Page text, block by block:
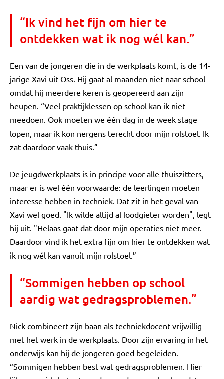
“Ik vind het fijn om hier te
ontdekken wat ik nog wél kan.”
Een van de jongeren die in de werkplaats komt, is de 14-
jarige Xavi uit Oss. Hij gaat al maanden niet naar school
omdat hij meerdere keren is geopereerd aan zijn
heupen. “Veel praktijklessen op school kan ik niet
meedoen. Ook moeten we één dag in de week stage
lopen, maar ik kon nergens terecht door mijn rolstoel. Ik
zat daardoor vaak thuis.”
De jeugdwerkplaats is in principe voor alle thuiszitters,
maar er is wel één voorwaarde: de leerlingen moeten
interesse hebben in techniek. Dat zit in het geval van
Xavi wel goed. "Ik wilde altijd al loodgieter worden", legt
hij uit. "Helaas gaat dat door mijn operaties niet meer.
Daardoor vind ik het extra fijn om hier te ontdekken wat
ik nog wél kan vanuit mijn rolstoel.”
“Sommigen hebben op school
aardig wat gedragsproblemen.”
Nick combineert zijn baan als techniekdocent vrijwillig
met het werk in de werkplaats. Door zijn ervaring in het
onderwijs kan hij de jongeren goed begeleiden.
“Sommigen hebben best wat gedragsproblemen. Hier